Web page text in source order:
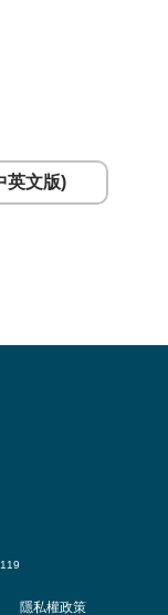
英文版)
隱私權政策